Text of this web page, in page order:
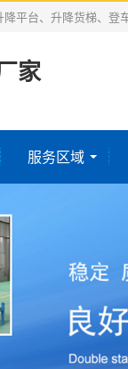
平台、升降货梯、登
家
服务区域